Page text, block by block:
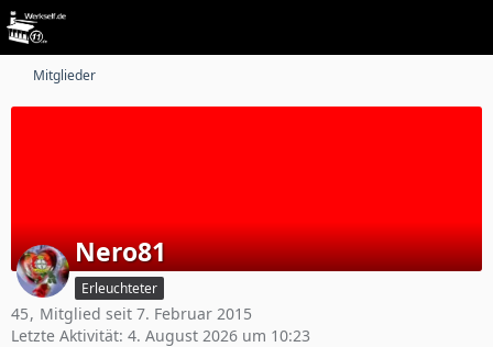
Mitglieder
Nero81
Erleuchteter
45
Mitglied seit 7. Februar 2015
Letzte Aktivität: 4. August 2026 um 10:23